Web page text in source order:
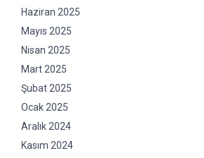
Haziran 2025
Mayıs 2025
Nisan 2025
Mart 2025
Şubat 2025
Ocak 2025
Aralık 2024
Kasım 2024